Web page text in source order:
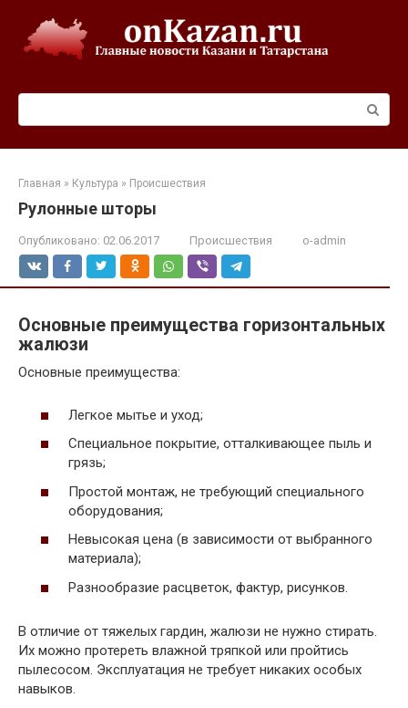
контенту
Главная » Культура » Происшествия
Рулонные шторы
Опубликовано: 02.06.2017 Происшествия o-admin
Основные преимущества горизонтальных
жалюзи
Основные преимущества:
Легкое мытье и уход;
Специальное покрытие, отталкивающее пыль и
грязь;
Простой монтаж, не требующий специального
оборудования;
Невысокая цена (в зависимости от выбранного
материала);
Разнообразие расцветок, фактур, рисунков.
В отличие от тяжелых гардин, жалюзи не нужно стирать.
Их можно протереть влажной тряпкой или пройтись
пылесосом. Эксплуатация не требует никаких особых
навыков.